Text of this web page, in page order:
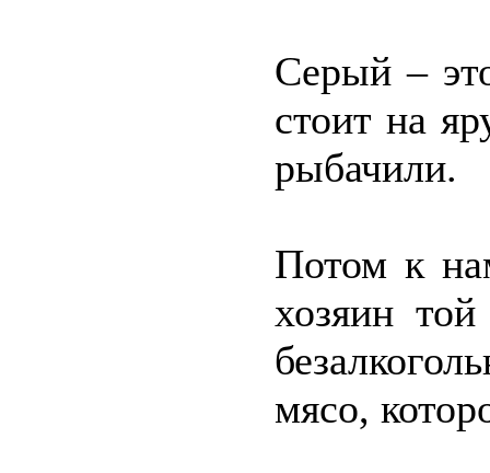
Серый –
стоит на
рыбачили.
Потом к
хозяин
мясо,